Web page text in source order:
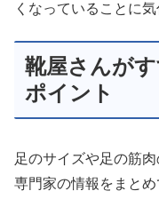
くなっていることに
靴屋さんが
ポイント
足のサイズや足の筋
専門家の情報をまと